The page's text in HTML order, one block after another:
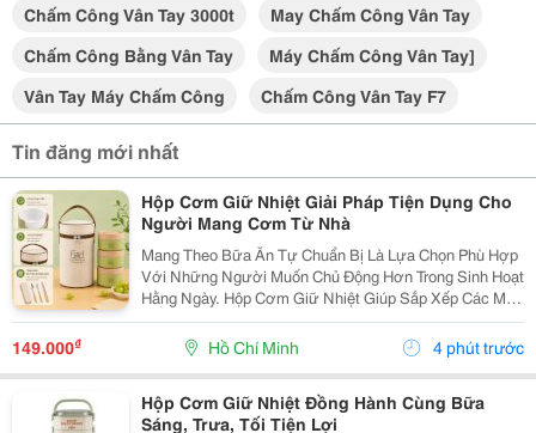
Chấm Công Vân Tay 3000t
May Chấm Công Vân Tay
Chấm Công Bằng Vân Tay
Máy Chấm Công Vân Tay]
Vân Tay Máy Chấm Công
Chấm Công Vân Tay F7
Tin đăng mới nhất
Hộp Cơm Giữ Nhiệt Giải Pháp Tiện Dụng Cho
Người Mang Cơm Từ Nhà
Mang Theo Bữa Ăn Tự Chuẩn Bị Là Lựa Chọn Phù Hợp
Với Những Người Muốn Chủ Động Hơn Trong Sinh Hoạt
Hằng Ngày. Hộp Cơm Giữ Nhiệt Giúp Sắp Xếp Các Món
Ăn Gọn Gàng, Thuận Tiện Mang Đến Trường, Văn
Phòng Hoặc Sử Dụng Trong Những Chuyến Đi. Chọn
Hộp Cơm...
149.000₫ Hồ Chí Minh 4 phút trước
Hộp Cơm Giữ Nhiệt Đồng Hành Cùng Bữa
Sáng, Trưa, Tối Tiện Lợi